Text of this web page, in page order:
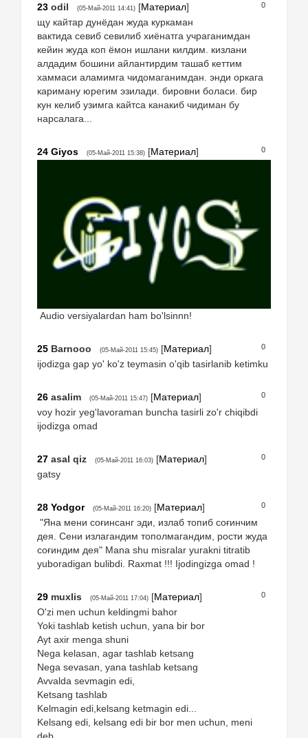
0
23 odil (05-Май-2011 14:41) [Материал]
щу кайтар дунёдан жуда куркаман
вактида севиб севилиб хиёнатга учраганимдан
кейин жуда коп ёмон ишлани килдим. кизлани
алдадим бошини айлантирдим ташаб кеттим
хаммаси аламимга чидомаганимдан. энди оркага
кариману юрегим эзилади. бировни боласи. бир
кун келиб узимга кайтса канакиб чидиман бу
нарсалага...
0
24 Giyos (05-Май-2011 15:38) [Материал]
Audio versiyalardan ham bo'lsinnn!
0
25 Barnooo (05-Май-2011 15:45) [Материал]
ijodizga gap yo' ko'z teymasin o'qib tasirlanib ketimku
0
26 asalim (05-Май-2011 15:47) [Материал]
voy hozir yeg'lavoraman buncha tasirli zo'r chiqibdi
ijodizga omad
0
27 asal qiz (05-Май-2011 16:03) [Материал]
gatsy
0
28 Yodgor (05-Май-2011 16:20) [Материал]
"Яна мени соғинсанг эди, излаб топиб соғинчим
дея. Сени излагандим тополмагандим, рости жуда
соғиндим дея" Mana shu misralar yurakni titratib
yuboradigan bulibdi. Raxmat !!! Ijodingizga omad !
0
29 muxlis (05-Май-2011 17:04) [Материал]
O'zi men uchun keldingmi bahor
Yoki tashlab ketish uchun, yana bir bor
Ayt axir menga shuni
Nega kelasan, agar tashlab ketsang
Nega sevasan, yana tashlab ketsang
Avvalda sevmagin edi,
Ketsang tashlab
Kelmagin edi,kelsang ketmagin edi...
Kelsang edi, kelsang edi bir bor men uchun, meni